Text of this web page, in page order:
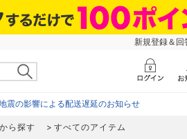
新規登録＆
震の影響による配送遅延のお知らせ
ら探す すべてのアイテム